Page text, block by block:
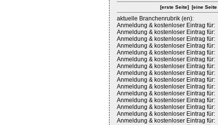
[erste Seite] [eine
aktuelle Branchenrubrik (en):
Anmeldung & kostenloser Eintrag für:
Anmeldung & kostenloser Eintrag für:
Anmeldung & kostenloser Eintrag für:
Anmeldung & kostenloser Eintrag für:
Anmeldung & kostenloser Eintrag für:
Anmeldung & kostenloser Eintrag für:
Anmeldung & kostenloser Eintrag für:
Anmeldung & kostenloser Eintrag für:
Anmeldung & kostenloser Eintrag für:
Anmeldung & kostenloser Eintrag für:
Anmeldung & kostenloser Eintrag für:
Anmeldung & kostenloser Eintrag für:
Anmeldung & kostenloser Eintrag für:
Anmeldung & kostenloser Eintrag für:
Anmeldung & kostenloser Eintrag für: